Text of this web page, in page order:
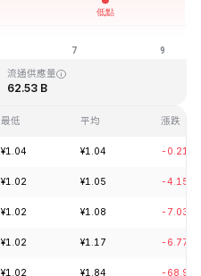
流通供應量
62.53 B
最低 平均 漲跌
¥1.04 ¥1.04 -0.21%
¥1.02 ¥1.05 -4.15%
¥1.02 ¥1.08 -7.03%
¥1.02 ¥1.17 -6.77%
¥1.02 ¥1.84 -